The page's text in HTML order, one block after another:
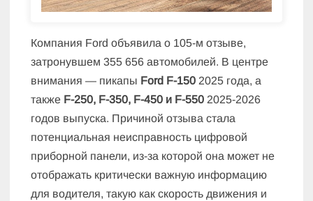
Компания Ford объявила о 105-м отзыве,
затронувшем 355 656 автомобилей. В центре
внимания — пикапы Ford F-150 2025 года, а
также F-250, F-350, F-450 и F-550 2025-2026
годов выпуска. Причиной отзыва стала
потенциальная неисправность цифровой
приборной панели, из-за которой она может не
отображать критически важную информацию
для водителя, такую как скорость движения и